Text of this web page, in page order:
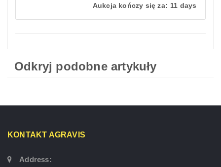
Aukcja kończy się za: 11 days
Odkryj podobne artykuły
KONTAKT AGRAVIS
Address: